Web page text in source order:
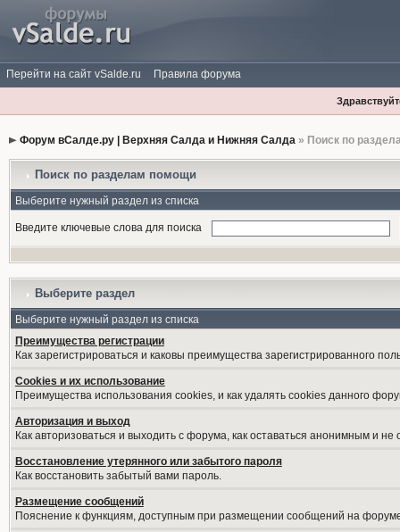
Перейти на сайт vSalde.ru Правила форума
Форум вСалде.ру | Верхняя Салда и Нижняя Салда» Поиск по
Поиск по разделам помощи
Выберите нужный раздел из списка
Введите ключевые слова для поиска
Выберите раздел
Выберите нужный раздел из списка
Преимущества регистрации
Как зарегистрироваться и каковы преимущества зарегистрированного
Cookies и их использование
Преимущества использования cookies, и как удалять cookies данного
Авторизация и выход
Как авторизоваться и выходить с форума, как оставаться анонимным и
Восстановление утерянного или забытого пароля
Как восстановить забытый вами пароль.
Размещение сообщений
Пояснение к функциям, доступным при размещении сообщений на